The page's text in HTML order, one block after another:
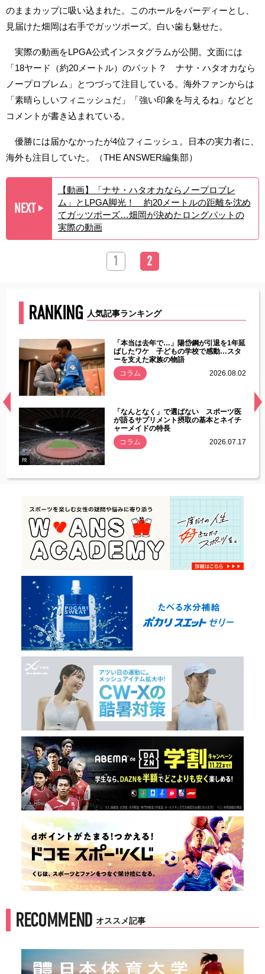
のままカップに吸い込まれた。このホールをバーディーとし、
見届けた畑岡は右手でガッツポーズ。白い歯も魅せた。
実際の動画をLPGA公式インスタグラムが公開。文面には
「18ヤード（約20メートル）のパット？ ナサ・ハタオカなら
ノープロブレム」とつづって注目している。海外ファンからは
「素晴らしいフィニッシュだ」「強い印象を与えるね」などと
コメントが書き込まれている。
優勝には届かなかったが4位フィニッシュ。日本の実力者に、
海外も注目していた。（THE ANSWER編集部）
NEXT ▶︎
【動画】「ナサ・ハタオカならノープロブレ
ム」とLPGA脚光！ 約20メートルの距離を沈め
てガッツポーズ…畑岡が決めたロングパットの
実際の動画
1 2
RANKING 人気記事ランキング
常
「本当は去年で…」陽岱鋼が引退を1年延
ばしたワケ 子どもの学校で感動…スタ
ーを支えた家族の物語
コラム
2026.08.02
PR
「なんとなく」で選ばない スポーツ医
が語るサプリメント摂取の基本とネイチ
ャーメイドの特長
コラム
2026.07.17
RECOMMEND オススメ記事